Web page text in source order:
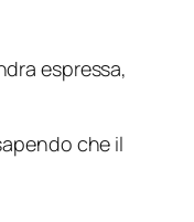
espressa,
che il